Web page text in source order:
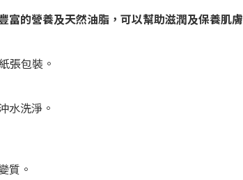
富的營養及天然油脂，可以幫助滋潤及保養肌膚
張包裝。
水洗淨。
質。